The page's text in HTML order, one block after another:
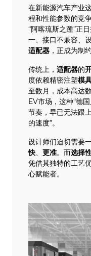
在新能源汽车产业
程和性能参数的竞
“阿喀琉斯之踵”正
一、接口不兼容、
适配器 ，正成为制
传统上， 适配器的
度依赖精密注塑模
至数月，成本高达
EV市场，这种“德
节奏，早已无法跟
的速度”。
设计师们迫切需要
快、 更准。而选择
凭借其独特的工艺
心赋能者。